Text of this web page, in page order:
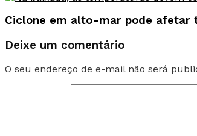
Ciclone em alto-mar pode afetar
Deixe um comentário
O seu endereço de e-mail não será